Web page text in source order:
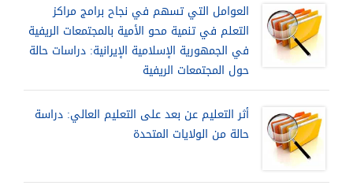
العوامل التي تسهم في نجاح برامج مراكز
التعلم في تنمية محو الأمية بالمجتمعات الريفية
في الجمهورية الإسلامية الإيرانية: دراسات حالة
حول المجتمعات الريفية
أثر التعليم عن بعد على التعليم العالي: دراسة
حالة من الولايات المتحدة